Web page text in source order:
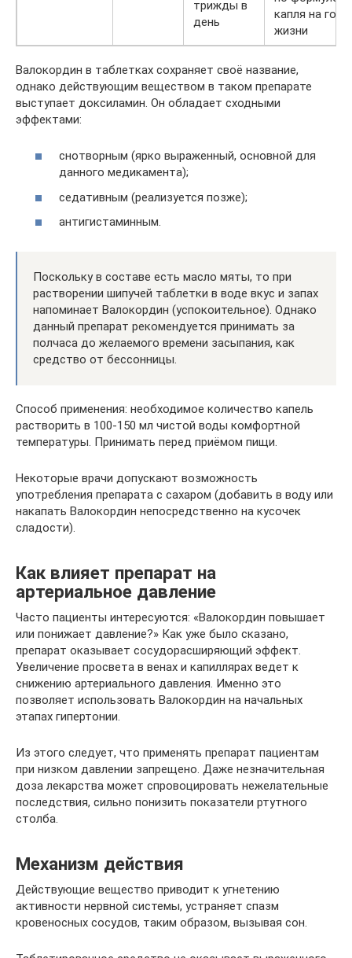
трижды в
день
капля на год
жизни
Валокордин в таблетках сохраняет своё название,
однако действующим веществом в таком препарате
выступает доксиламин. Он обладает сходными
эффектами:
снотворным (ярко выраженный, основной для
данного медикамента);
седативным (реализуется позже);
антигистаминным.
Поскольку в составе есть масло мяты, то при
растворении шипучей таблетки в воде вкус и запах
напоминает Валокордин (успокоительное). Однако
данный препарат рекомендуется принимать за
полчаса до желаемого времени засыпания, как
средство от бессонницы.
Способ применения: необходимое количество капель
растворить в 100-150 мл чистой воды комфортной
температуры. Принимать перед приёмом пищи.
Некоторые врачи допускают возможность
употребления препарата с сахаром (добавить в воду или
накапать Валокордин непосредственно на кусочек
сладости).
Как влияет препарат на
артериальное давление
Часто пациенты интересуются: «Валокордин повышает
или понижает давление?» Как уже было сказано,
препарат оказывает сосудорасширяющий эффект.
Увеличение просвета в венах и капиллярах ведет к
снижению артериального давления. Именно это
позволяет использовать Валокордин на начальных
этапах гипертонии.
Из этого следует, что применять препарат пациентам
при низком давлении запрещено. Даже незначительная
доза лекарства может спровоцировать нежелательные
последствия, сильно понизить показатели ртутного
столба.
Механизм действия
Действующие вещество приводит к угнетению
активности нервной системы, устраняет спазм
кровеносных сосудов, таким образом, вызывая сон.